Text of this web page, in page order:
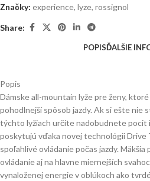
Značky: experience, lyze, rossignol
Share:
POPISĎALŠIE
Popis
Dámske all-mountain lyže pre ženy,
pohodlnejší spôsob jazdy. Ak si ešte nie
týchto lyžiach určite nadobudnete pocit
poskytujú vďaka novej technológii Drive
spoľahlivé ovládanie počas jazdy.
ovládanie aj na hlavne miernejších
vynaloženej energie v oblúkoch ako